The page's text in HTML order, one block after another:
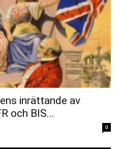
inrättande av
och BIS...
0